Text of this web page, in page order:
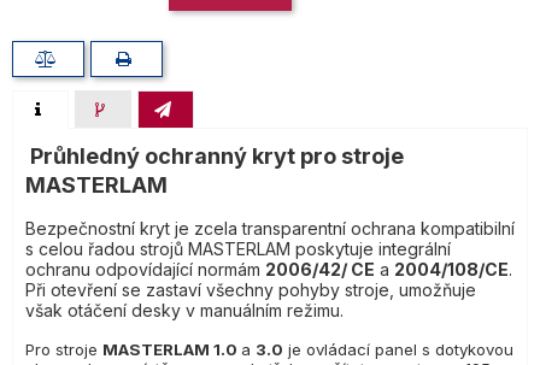
Průhledný ochranný kryt pro stroje
MASTERLAM
Bezpečnostní kryt je zcela transparentní ochrana kompatibilní
s celou řadou strojů MASTERLAM poskytuje integrální
ochranu odpovídající normám 2006/42/ CE a 2004/108/CE.
Při otevření se zastaví všechny pohyby stroje, umožňuje
však otáčení desky v manuálním režimu.
Pro stroje MASTERLAM 1.0 a 3.0 je ovládací panel s dotykovou